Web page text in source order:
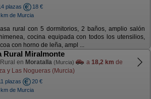
plazas
18 €
de Murcia
rural con 5 dormitorios, 2 baños, amplio salón
cocina equipada con todos los utensilios,
con horno de leña, ampl ...
Rural Miralmonte
en Moratalla (Murcia) a 18,2 km de
y Las Nogueras (Murcia)
plazas
20 €
de Murcia